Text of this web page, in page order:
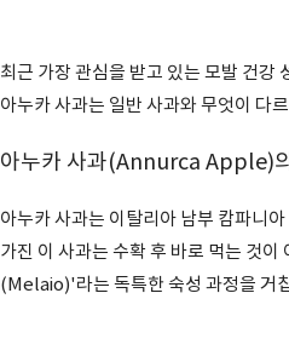
최근 가장 관심을 받고 있는 모발 건강
아누카 사과는 일반 사과와 무엇이 다
아누카 사과(Annurca Apple)
아누카 사과는 이탈리아 남부 캄파니
가진 이 사과는 수확 후 바로 먹는 것
(Melaio)'라는 독특한 숙성 과정을 거